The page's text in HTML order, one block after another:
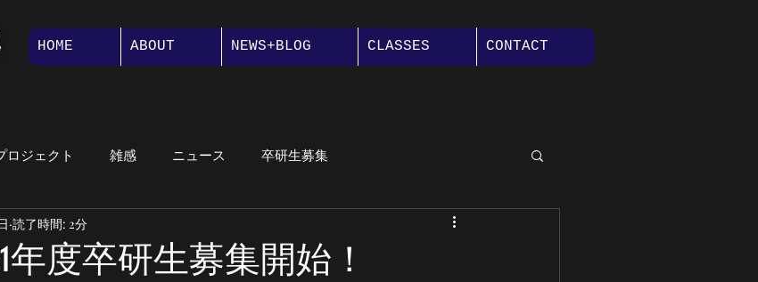
HOME ABOUT NEWS+BLOG CLASSES CONTACT
ロジェクト 雑感 ニュース 卒研生募集
大学院 カンファレンス
年度卒研生募集開始！
読了時間: 2分